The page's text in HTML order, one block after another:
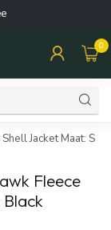
0
Jacket Maat: S
Fleece